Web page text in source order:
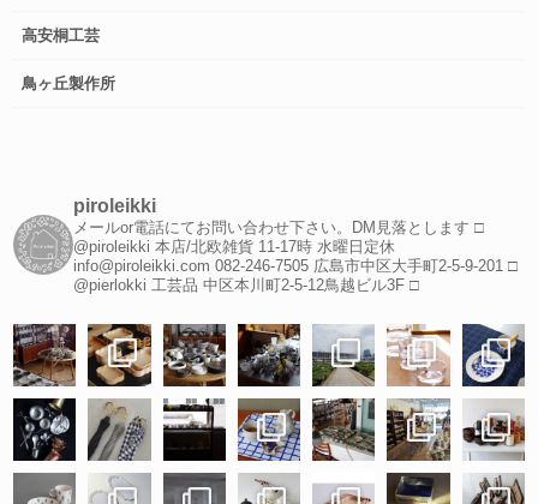
高安桐工芸
鳥ヶ丘製作所
piroleikki
メールor電話にてお問い合わせ下さい。DM見落とします □
@piroleikki 本店/北欧雑貨 11-17時 水曜日定休
info@piroleikki.com 082-246-7505 広島市中区大手町2-5-9-201 □
@pierlokki 工芸品 中区本川町2-5-12鳥越ビル3F □